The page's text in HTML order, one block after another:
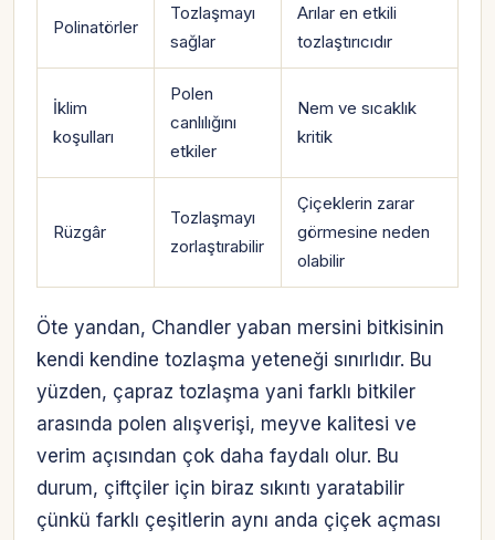
Polinatörler
Tozlaşmayı
sağlar
Arılar en etkili
tozlaştırıcıdır
İklim
koşulları
Polen
canlılığını
etkiler
Nem ve sıcaklık
kritik
Rüzgâr
Tozlaşmayı
zorlaştırabilir
Çiçeklerin zarar
görmesine neden
olabilir
Öte yandan, Chandler yaban mersini bitkisinin
kendi kendine tozlaşma yeteneği sınırlıdır. Bu
yüzden, çapraz tozlaşma yani farklı bitkiler
arasında polen alışverişi, meyve kalitesi ve
verim açısından çok daha faydalı olur. Bu
durum, çiftçiler için biraz sıkıntı yaratabilir
çünkü farklı çeşitlerin aynı anda çiçek açması